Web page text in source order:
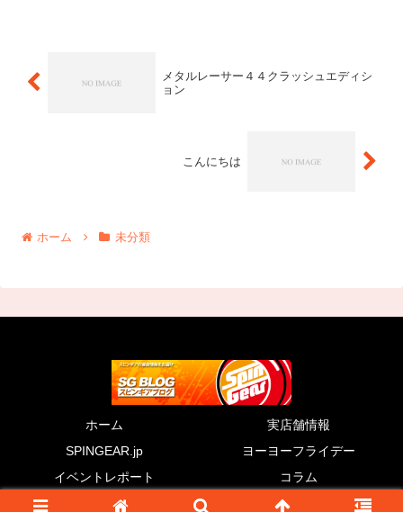
メタルレーサー４４クラッシュエディシ
ョン
こんにちは
ホーム 未分類
ホーム
実店舗情報
SPINGEAR.jp
ヨーヨーフライデー
イベントレポート
コラム
© 2011 SG BLOG.